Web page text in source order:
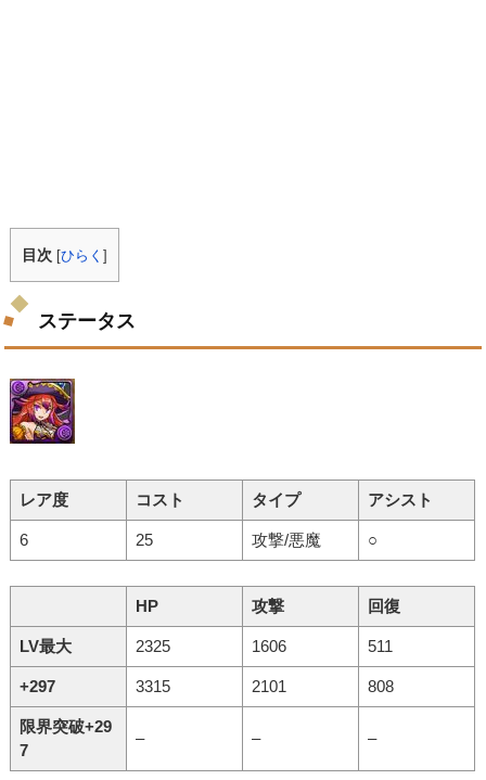
目次 [ひらく]
ステータス
レア度 コスト タイプ アシスト
6 25 攻撃/悪魔 ○
HP 攻撃 回復
LV最大 2325 1606 511
+297 3315 2101 808
限界突破+29
7
– – –